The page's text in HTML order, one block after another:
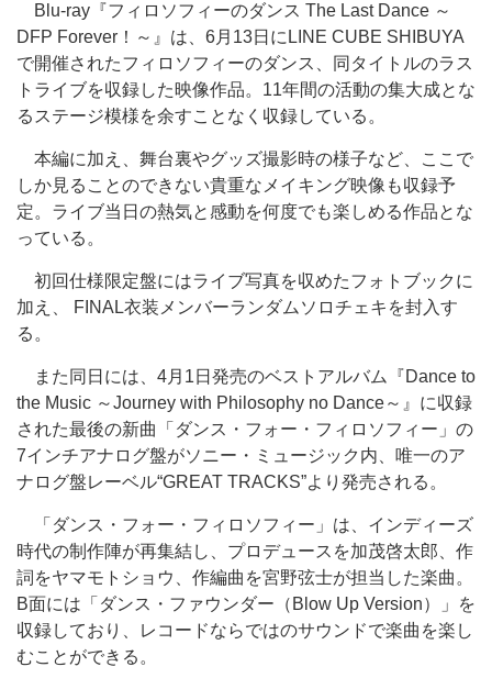
Blu-ray『フィロソフィーのダンス The Last Dance ～
DFP Forever！～』は、6月13日にLINE CUBE SHIBUYA
で開催されたフィロソフィーのダンス、同タイトルのラス
トライブを収録した映像作品。11年間の活動の集大成とな
るステージ模様を余すことなく収録している。
本編に加え、舞台裏やグッズ撮影時の様子など、ここで
しか見ることのできない貴重なメイキング映像も収録予
定。ライブ当日の熱気と感動を何度でも楽しめる作品とな
っている。
初回仕様限定盤にはライブ写真を収めたフォトブックに
加え、 FINAL衣装メンバーランダムソロチェキを封入す
る。
また同日には、4月1日発売のベストアルバム『Dance to
the Music ～Journey with Philosophy no Dance～』に収録
された最後の新曲「ダンス・フォー・フィロソフィー」の
7インチアナログ盤がソニー・ミュージック内、唯一のア
ナログ盤レーベル“GREAT TRACKS”より発売される。
「ダンス・フォー・フィロソフィー」は、インディーズ
時代の制作陣が再集結し、プロデュースを加茂啓太郎、作
詞をヤマモトショウ、作編曲を宮野弦士が担当した楽曲。
B面には「ダンス・ファウンダー（Blow Up Version）」を
収録しており、レコードならではのサウンドで楽曲を楽し
むことができる。